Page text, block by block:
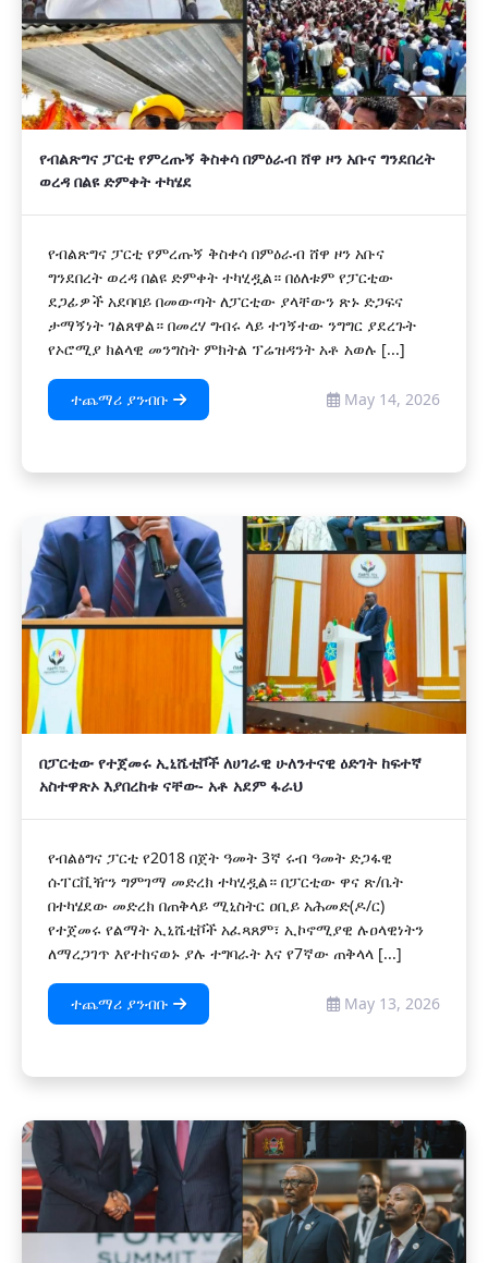
የብልጽግና ፓርቲ የምረጡኝ ቅስቀሳ በምዕራብ ሸዋ ዞን አቡና ግንደበረት
ወረዳ በልዩ ድምቀት ተካሄደ
የብልጽግና ፓርቲ የምረጡኝ ቅስቀሳ በምዕራብ ሸዋ ዞን አቡና
ግንደበረት ወረዳ በልዩ ድምቀት ተካሂዷል። በዕለቱም የፓርቲው
ደጋፊዎች አደባባይ በመውጣት ለፓርቲው ያላቸውን ጽኑ ድጋፍና
ታማኝነት ገልጸዋል። በመረሃ ግብሩ ላይ ተገኝተው ንግግር ያደረጉት
የኦሮሚያ ክልላዊ መንግስት ምክትል ፕሬዝዳንት አቶ አወሉ [...]
ተጨማሪ ያንብቡ May 14, 2026
በፓርቲው የተጀመሩ ኢኒሼቲቮች ለሀገራዊ ሁለንተናዊ ዕድገት ከፍተኛ
አስተዋጽኦ እያበረከቱ ናቸው- አቶ አደም ፋራህ
የብልፅግና ፓርቲ የ2018 በጀት ዓመት 3ኛ ሩብ ዓመት ድጋፋዊ
ሱፐርቪዥን ግምገማ መድረክ ተካሂዷል። በፓርቲው ዋና ጽ/ቤት
በተካሄደው መድረክ በጠቅላይ ሚኒስትር ዐቢይ አሕመድ(ዶ/ር)
የተጀመሩ የልማት ኢኒሼቲቮች አፈጻጸም፣ ኢኮኖሚያዊ ሉዐላዊነትን
ለማረጋገጥ እየተከናወኑ ያሉ ተግባራት እና የ7ኛው ጠቅላላ [...]
ተጨማሪ ያንብቡ May 13, 2026